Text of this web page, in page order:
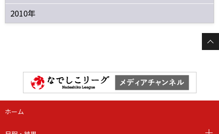
2010年
ホーム